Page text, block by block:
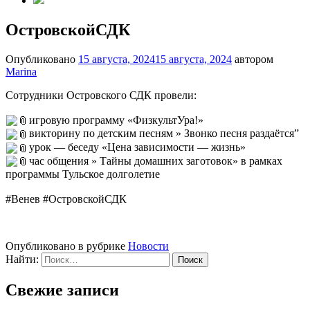
ОстровскойСДК
Опубликовано 15 августа, 202415 августа, 2024 автором
Marina
Сотрудники Островского СДК провели:
игровую программу «ФизкультУра!»
викторину по детским песням » Звонко песня раздаётся”
урок — беседу «Цена зависимости — жизнь»
час общения » Тайны домашних заготовок» в рамках
программы Тульское долголетие
#Венев #ОстровскойСДК
Опубликовано в рубрике Новости
Найти:
Свежие записи